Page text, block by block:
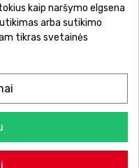
kaip naršymo elgsena
arba sutikimo
tikras svetainės